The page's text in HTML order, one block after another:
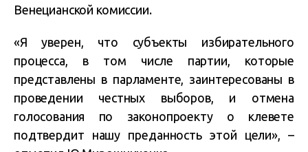
Венецианской комиссии.
«Я уверен, что субъекты избирательного
процесса, в том числе партии, которые
представлены в парламенте, заинтересованы в
проведении честных выборов, и отмена
голосования по законопроекту о клевете
подтвердит нашу преданность этой цели», –